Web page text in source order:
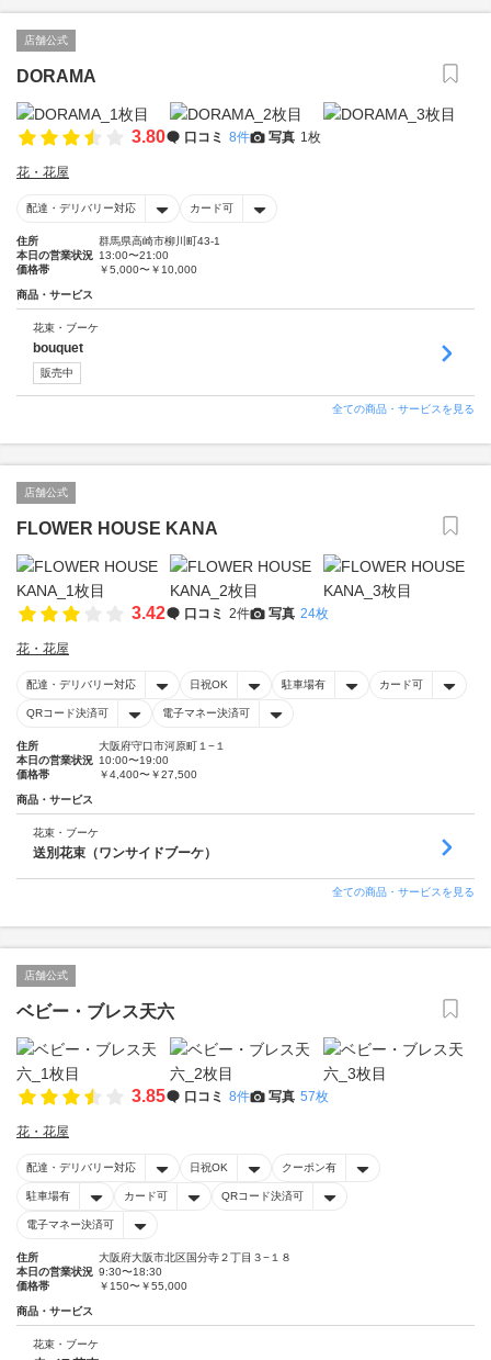
店舗公式
DORAMA
3.80 口コミ 8件 写真 1枚
花・花屋
配達・デリバリー対応 カード可
住所
群馬県高崎市柳川町43-1
本日の営業状況 13:00〜21:00
価格帯
￥5,000〜￥10,000
商品・サービス
花束・ブーケ
bouquet
販売中
全ての商品・サービスを見る
店舗公式
FLOWER HOUSE KANA
3.42 口コミ 2件 写真 24枚
花・花屋
配達・デリバリー対応 日祝OK 駐車場有 カード可
QRコード決済可 電子マネー決済可
住所
大阪府守口市河原町１−１
本日の営業状況 10:00〜19:00
価格帯
￥4,400〜￥27,500
商品・サービス
花束・ブーケ
送別花束（ワンサイドブーケ）
全ての商品・サービスを見る
店舗公式
ベビー・ブレス天六
3.85 口コミ 8件 写真 57枚
花・花屋
配達・デリバリー対応 日祝OK クーポン有
駐車場有 カード可 QRコード決済可
電子マネー決済可
住所
大阪府大阪市北区国分寺２丁目３−１８
本日の営業状況 9:30〜18:30
価格帯
￥150〜￥55,000
商品・サービス
花束・ブーケ